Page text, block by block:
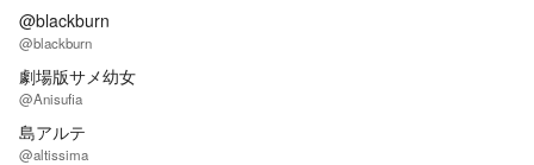
@blackburn
@blackburn
劇場版サメ幼女
@Anisufia
島アルテ
@altissima